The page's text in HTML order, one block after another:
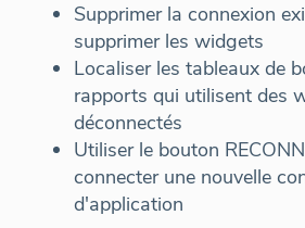
Supprimer la connexion
supprimer les widgets
Localiser les tableaux de
rapports qui utilisent des
déconnectés
Utiliser le bouton
connecter une nouvelle
d'application